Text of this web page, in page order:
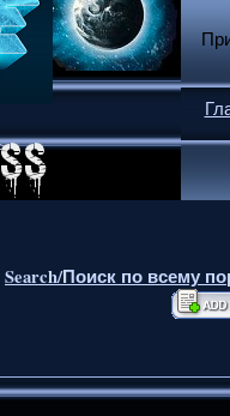
Search/Поиск по всему